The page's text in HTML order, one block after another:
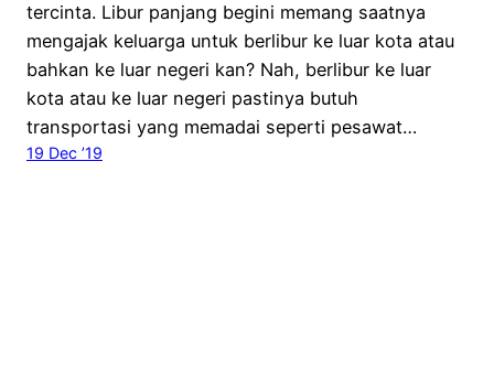
tercinta. Libur panjang begini memang saatnya
mengajak keluarga untuk berlibur ke luar kota atau
bahkan ke luar negeri kan? Nah, berlibur ke luar
kota atau ke luar negeri pastinya butuh
transportasi yang memadai seperti pesawat…
19 Dec ’19